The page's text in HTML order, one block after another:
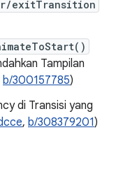
exitTransition
Tampilan
b/300157785)
di Transisi yang
, b/308379201)